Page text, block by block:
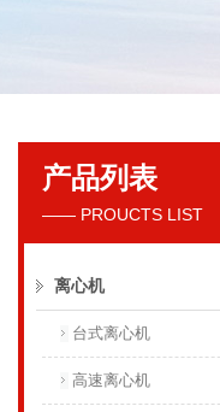
贝克曼库尔特国际贸易（
产品列表
—— PROUCTS LIST
离心机
台式离心机
高速离心机